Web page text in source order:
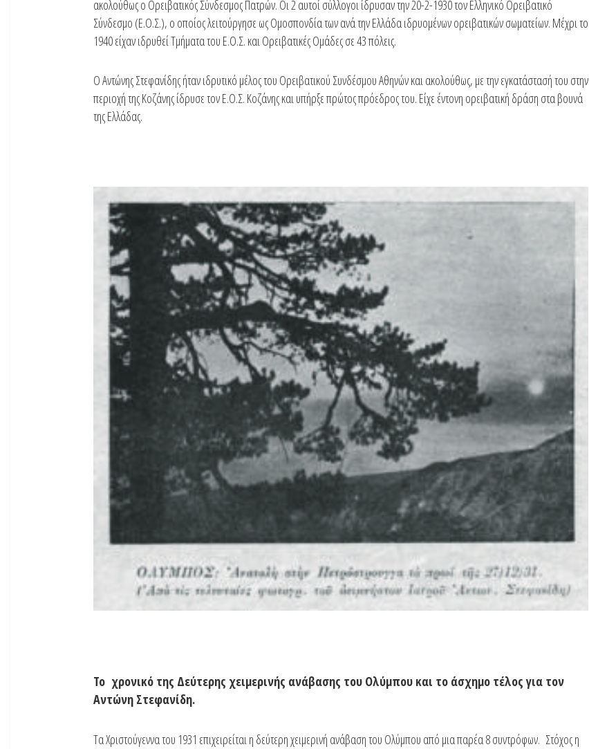
ακολούθως ο Ορειβατικός Σύνδεσμος Πατρών. Οι 2 αυτοί σύλλογοι ίδρυσαν την 20-2-1930 τον Ελληνικό Ορειβατικό
Σύνδεσμο (Ε.Ο.Σ.), ο οποίος λειτούργησε ως Ομοσπονδία των ανά την Ελλάδα ιδρυομένων ορειβατικών σωματείων. Μέχρι το
1940 είχαν ιδρυθεί Τμήματα του Ε.Ο.Σ. και Ορειβατικές Ομάδες σε 43 πόλεις.
Ο Αντώνης Στεφανίδης ήταν ιδρυτικό μέλος του Ορειβατικού Συνδέσμου Αθηνών και ακολούθως, με την εγκατάστασή του στην
περιοχή της Κοζάνης ίδρυσε τον Ε.Ο.Σ. Κοζάνης και υπήρξε πρώτος πρόεδρος του. Είχε έντονη ορειβατική δράση στα βουνά
της Ελλάδας.
Το χρονικό της Δεύτερης χειμερινής ανάβασης του Ολύμπου και το άσχημο τέλος για τον
Αντώνη Στεφανίδη.
Τα Χριστούγεννα του 1931 επιχειρείται η δεύτερη χειμερινή ανάβαση του Ολύμπου από μια παρέα 8 συντρόφων. Στόχος η